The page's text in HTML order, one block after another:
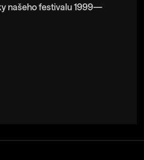
našeho festivalu 1999—